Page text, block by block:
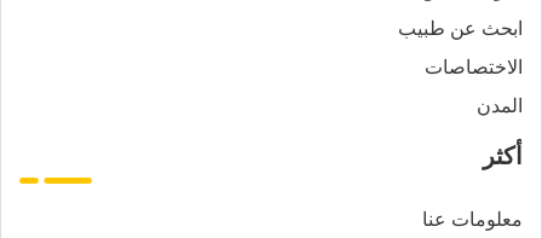
ابحث عن طبيب
الاختصاصات
المدن
أكثر
معلومات عنا